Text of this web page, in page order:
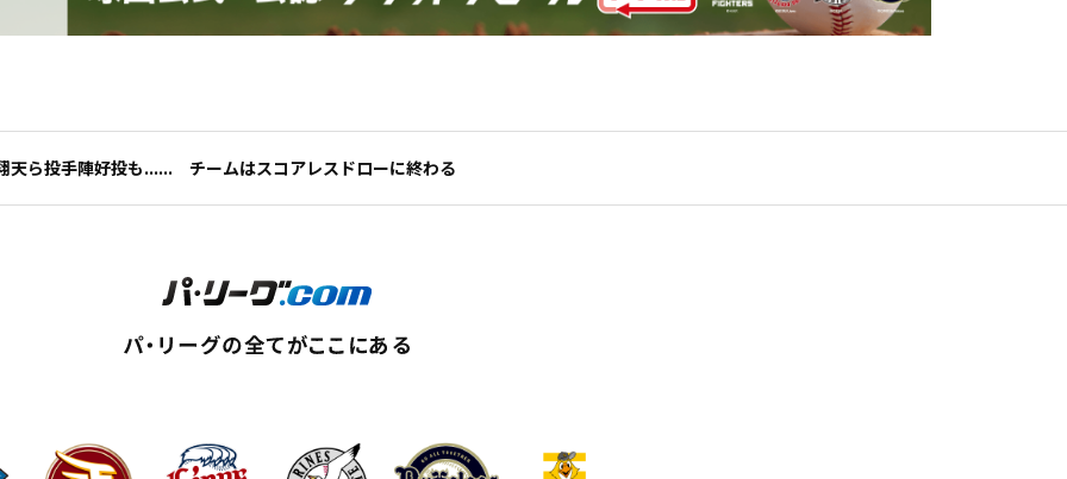
天ら投手陣好投も...... チームはスコアレスドローに終わる